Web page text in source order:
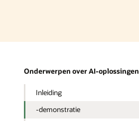
Onderwerpen over AI-oplossingen
Inleiding
-demonstratie